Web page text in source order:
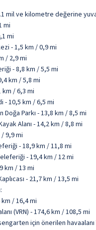
mil ve kilometre değerine
mi
mi
- 1,5 km / 0,9 mi
/ 2,9 mi
- 8,8 km / 5,5 mi
km / 5,8 mi
km / 6,3 mi
- 10,5 km / 6,5 mi
Parkı - 13,8 km / 8,5 mi
Alanı - 14,2 km / 8,8 mi
9,9 mi
- 18,9 km / 11,8 mi
- 19,4 km / 12 mi
km / 13 mi
- 21,7 km / 13,5 mi
/ 16,4 mi
(VRN) - 174,6 km / 108,5 mi
için önerilen havaalanı